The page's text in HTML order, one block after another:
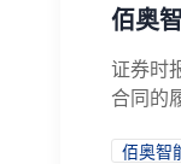
佰奥
证券时
合同的
佰奥智